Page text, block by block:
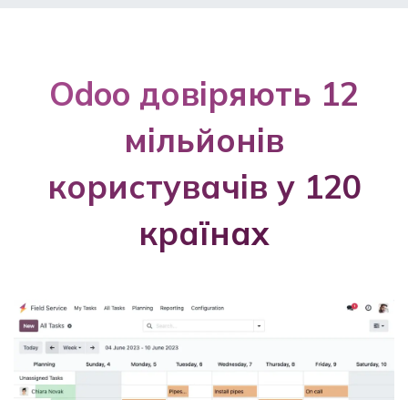
Odoo довіряють 12
мільйонів
користувачів у 120
країнах